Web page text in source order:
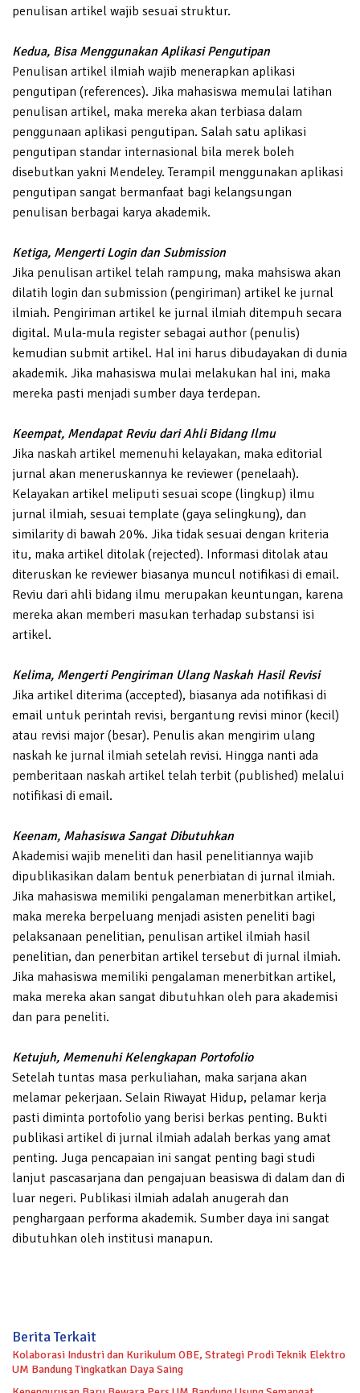
penulisan artikel wajib sesuai struktur.
Kedua, Bisa Menggunakan Aplikasi Pengutipan
Penulisan artikel ilmiah wajib menerapkan aplikasi
pengutipan (references). Jika mahasiswa memulai latihan
penulisan artikel, maka mereka akan terbiasa dalam
penggunaan aplikasi pengutipan. Salah satu aplikasi
pengutipan standar internasional bila merek boleh
disebutkan yakni Mendeley. Terampil menggunakan aplikasi
pengutipan sangat bermanfaat bagi kelangsungan
penulisan berbagai karya akademik.
Ketiga, Mengerti Login dan Submission
Jika penulisan artikel telah rampung, maka mahsiswa akan
dilatih login dan submission (pengiriman) artikel ke jurnal
ilmiah. Pengiriman artikel ke jurnal ilmiah ditempuh secara
digital. Mula-mula register sebagai author (penulis)
kemudian submit artikel. Hal ini harus dibudayakan di dunia
akademik. Jika mahasiswa mulai melakukan hal ini, maka
mereka pasti menjadi sumber daya terdepan.
Keempat, Mendapat Reviu dari Ahli Bidang Ilmu
Jika naskah artikel memenuhi kelayakan, maka editorial
jurnal akan meneruskannya ke reviewer (penelaah).
Kelayakan artikel meliputi sesuai scope (lingkup) ilmu
jurnal ilmiah, sesuai template (gaya selingkung), dan
similarity di bawah 20%. Jika tidak sesuai dengan kriteria
itu, maka artikel ditolak (rejected). Informasi ditolak atau
diteruskan ke reviewer biasanya muncul notifikasi di email.
Reviu dari ahli bidang ilmu merupakan keuntungan, karena
mereka akan memberi masukan terhadap substansi isi
artikel.
Kelima, Mengerti Pengiriman Ulang Naskah Hasil Revisi
Jika artikel diterima (accepted), biasanya ada notifikasi di
email untuk perintah revisi, bergantung revisi minor (kecil)
atau revisi major (besar). Penulis akan mengirim ulang
naskah ke jurnal ilmiah setelah revisi. Hingga nanti ada
pemberitaan naskah artikel telah terbit (published) melalui
notifikasi di email.
Keenam, Mahasiswa Sangat Dibutuhkan
Akademisi wajib meneliti dan hasil penelitiannya wajib
dipublikasikan dalam bentuk penerbiatan di jurnal ilmiah.
Jika mahasiswa memiliki pengalaman menerbitkan artikel,
maka mereka berpeluang menjadi asisten peneliti bagi
pelaksanaan penelitian, penulisan artikel ilmiah hasil
penelitian, dan penerbitan artikel tersebut di jurnal ilmiah.
Jika mahasiswa memiliki pengalaman menerbitkan artikel,
maka mereka akan sangat dibutuhkan oleh para akademisi
dan para peneliti.
Ketujuh, Memenuhi Kelengkapan Portofolio
Setelah tuntas masa perkuliahan, maka sarjana akan
melamar pekerjaan. Selain Riwayat Hidup, pelamar kerja
pasti diminta portofolio yang berisi berkas penting. Bukti
publikasi artikel di jurnal ilmiah adalah berkas yang amat
penting. Juga pencapaian ini sangat penting bagi studi
lanjut pascasarjana dan pengajuan beasiswa di dalam dan di
luar negeri. Publikasi ilmiah adalah anugerah dan
penghargaan performa akademik. Sumber daya ini sangat
dibutuhkan oleh institusi manapun.
Berita Terkait
Kolaborasi Industri dan Kurikulum OBE, Strategi Prodi Teknik Elektro
UM Bandung Tingkatkan Daya Saing